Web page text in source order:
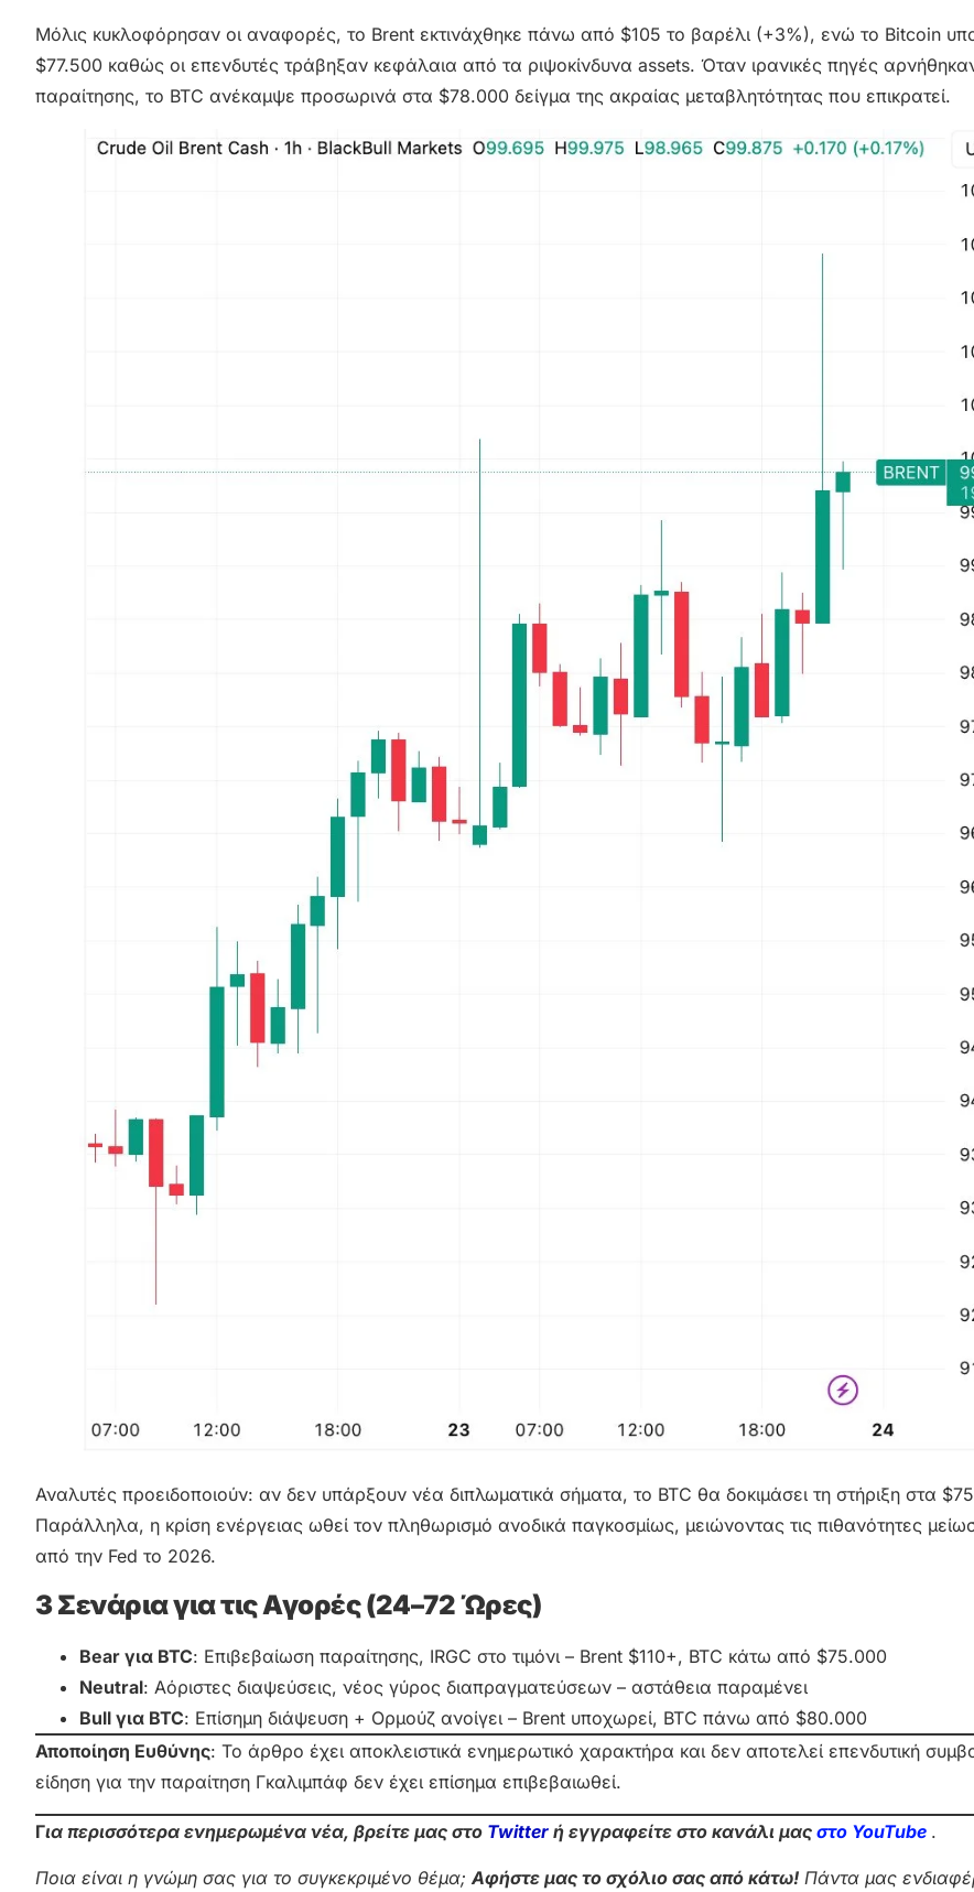
Μόλις κυκλοφόρησαν οι αναφορές, το Brent εκτινάχθηκε πάνω από $105 το βαρέλι (+3%), ενώ το Bitcoin
$77.500 καθώς οι επενδυτές τράβηξαν κεφάλαια από τα ριψοκίνδυνα assets. Όταν ιρανικές πηγές
παραίτησης, το BTC ανέκαμψε προσωρινά στα $78.000 δείγμα της ακραίας μεταβλητότητας που επικρατεί.
Αναλυτές προειδοποιούν: αν δεν υπάρξουν νέα διπλωματικά σήματα, το BTC θα δοκιμάσει τη στήριξη στα
Παράλληλα, η κρίση ενέργειας ωθεί τον πληθωρισμό ανοδικά παγκοσμίως, μειώνοντας τις πιθανότητες
από την Fed το 2026.
3 Σενάρια για τις Αγορές (24–72 Ώρες)
Bear για BTC: Επιβεβαίωση παραίτησης, IRGC στο τιμόνι – Brent $110+, BTC κάτω από $75.000
Neutral: Αόριστες διαψεύσεις, νέος γύρος διαπραγματεύσεων – αστάθεια παραμένει
Bull για BTC: Επίσημη διάψευση + Ορμούζ ανοίγει – Brent υποχωρεί, BTC πάνω από $80.000
Αποποίηση Ευθύνης: Το άρθρο έχει αποκλειστικά ενημερωτικό χαρακτήρα και δεν αποτελεί επενδυτική
είδηση για την παραίτηση Γκαλιμπάφ δεν έχει επίσημα επιβεβαιωθεί.
Για περισσότερα ενημερωμένα νέα, βρείτε μας στο Twitter ή εγγραφείτε στο κανάλι μας στο YouTube .
Ποια είναι η γνώμη σας για το συγκεκριμένο θέμα;Αφήστε μας το σχόλιο σας από κάτω! Πάντα μας